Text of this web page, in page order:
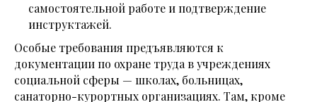
самостоятельной работе и подтверждение
инструктажей.
Особые требования предъявляются к
документации по охране труда в учреждениях
социальной сферы — школах, больницах,
санаторно-курортных организациях. Там, кроме